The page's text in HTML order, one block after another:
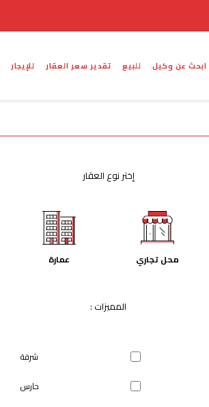
للإيجار تقدير سعر العقار للبيع ابحث عن وكيل
إختر نوع العقار
عمارة محل تجاري
المميزات :
شرفة
حارس